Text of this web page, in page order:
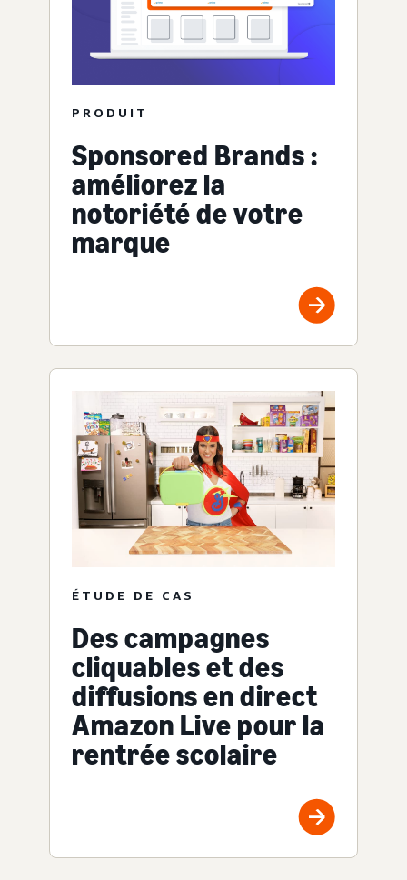
PRODUIT
Sponsored Brands :
améliorez la
notoriété de votre
marque
ÉTUDE DE CAS
Des campagnes
cliquables et des
diffusions en direct
Amazon Live pour la
rentrée scolaire